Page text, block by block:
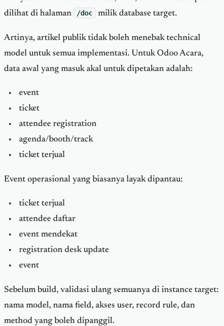
dilihat di halaman
/doc milik database target.
Artinya, artikel publik tidak boleh menebak technical
model untuk semua implementasi. Untuk Odoo Acara,
data awal yang masuk akal untuk dipetakan adalah:
event
ticket
attendee registration
agenda/booth/track
ticket terjual
Event operasional yang biasanya layak dipantau:
ticket terjual
attendee daftar
event mendekat
registration desk update
event
Sebelum build, validasi ulang semuanya di instance target:
nama model, nama field, akses user, record rule, dan
method yang boleh dipanggil.